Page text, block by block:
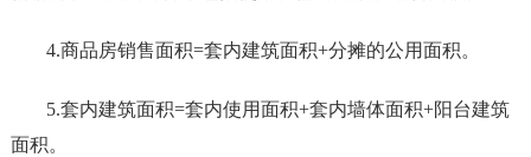
4.商品房销售面积=套内建筑面积+分摊的公用面积。
5.套内建筑面积=套内使用面积+套内墙体面积+阳台建筑
面积。